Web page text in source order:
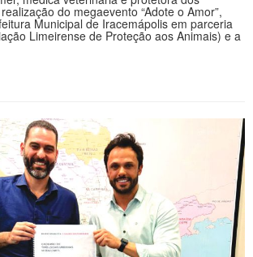
do megaevento “Adote o Amor”,
Municipal de Iracemápolis em parceria
Limeirense de Proteção aos Animais) e a